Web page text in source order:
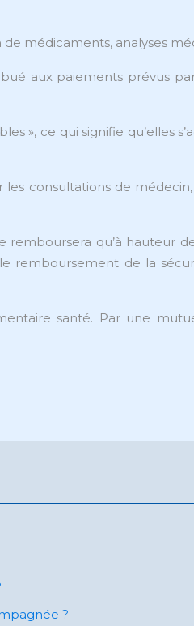
médicaments, analyses
aux paiements prévus
», ce qui signifie qu’elles
consultations de
qu’à hauteur
remboursement de la
santé. Par une
?